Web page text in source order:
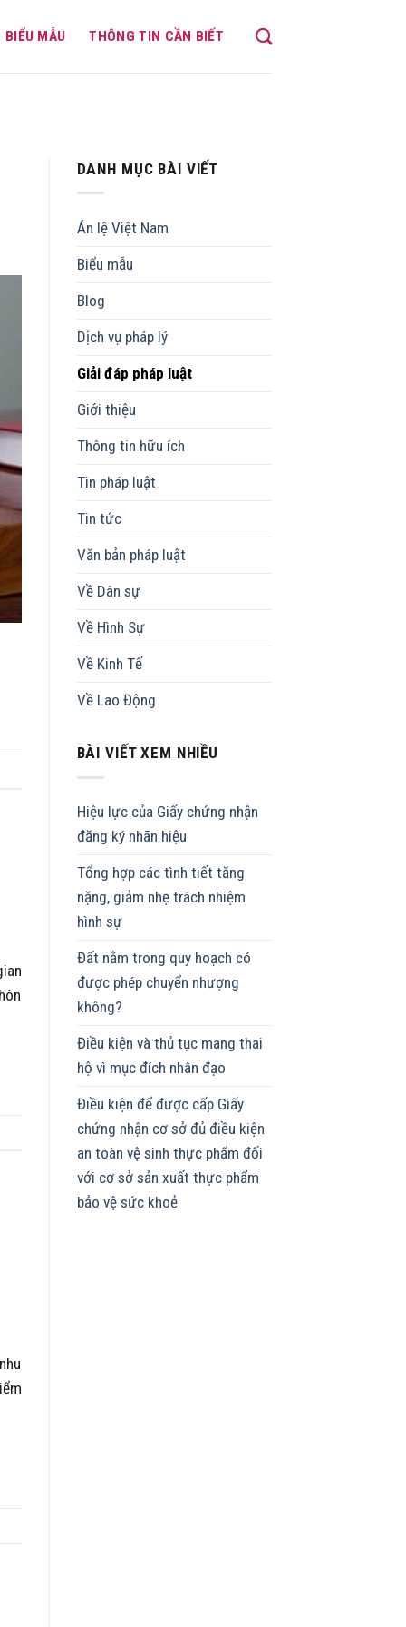
BIỂU MẪU THÔNG TIN CẦN BIẾT
DANH MỤC BÀI VIẾT
Án lệ Việt Nam
Biểu mẫu
Blog
Dịch vụ pháp lý
Giải đáp pháp luật
Giới thiệu
Thông tin hữu ích
Tin pháp luật
Tin tức
Văn bản pháp luật
Về Dân sự
Về Hình Sự
Về Kinh Tế
Về Lao Động
BÀI VIẾT XEM NHIỀU
Hiệu lực của Giấy chứng nhận
đăng ký nhãn hiệu
Tổng hợp các tình tiết tăng
nặng, giảm nhẹ trách nhiệm
hình sự
Đất nằm trong quy hoạch có
được phép chuyển nhượng
không?
Điều kiện và thủ tục mang thai
hộ vì mục đích nhân đạo
Điều kiện để được cấp Giấy
chứng nhận cơ sở đủ điều kiện
an toàn vệ sinh thực phẩm đối
với cơ sở sản xuất thực phẩm
bảo vệ sức khoẻ